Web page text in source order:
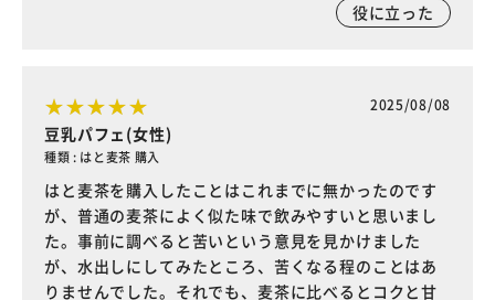
役に立った
2025/08/08
豆乳パフェ(女性)
種類 : はと麦茶 購入
はと麦茶を購入したことはこれまでに無かったのです
が、普通の麦茶によく似た味で飲みやすいと思いまし
た。事前に調べると苦いという意見を見かけました
が、水出しにしてみたところ、苦くなる程のことはあ
りませんでした。それでも、麦茶に比べるとコクと甘